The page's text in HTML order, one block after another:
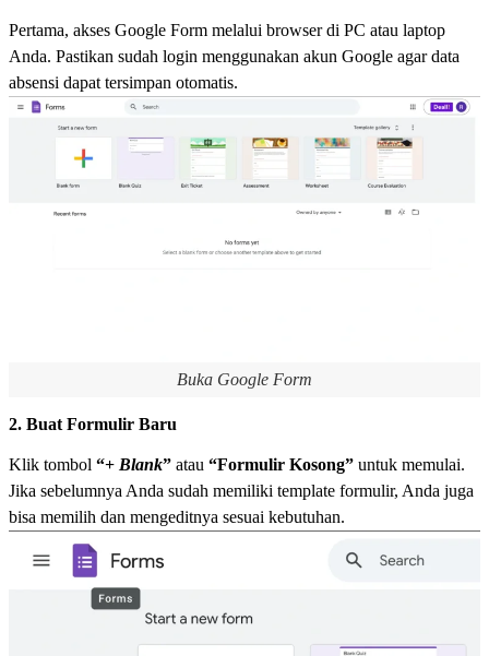
Pertama, akses Google Form melalui browser di PC atau laptop
Anda. Pastikan sudah login menggunakan akun Google agar data
absensi dapat tersimpan otomatis.
Buka Google Form
2. Buat Formulir Baru
Klik tombol “+ Blank” atau “Formulir Kosong” untuk memulai.
Jika sebelumnya Anda sudah memiliki template formulir, Anda juga
bisa memilih dan mengeditnya sesuai kebutuhan.